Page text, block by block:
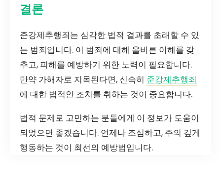
결론
준강제추행죄는 심각한 법적 결과를 초래할 수 있
는 범죄입니다. 이 범죄에 대해 올바른 이해를 갖
추고, 피해를 예방하기 위한 노력이 필요합니다.
만약 가해자로 지목된다면, 신속히 준강제추행죄
에 대한 법적인 조치를 취하는 것이 중요합니다.
법적 문제로 고민하는 분들에게 이 정보가 도움이
되었으면 좋겠습니다. 언제나 조심하고, 주의 깊게
행동하는 것이 최선의 예방법입니다.